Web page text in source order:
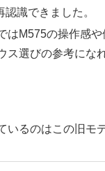
認識できました。
はM575の操作感
ス選びの参考にな
いるのはこの旧モ